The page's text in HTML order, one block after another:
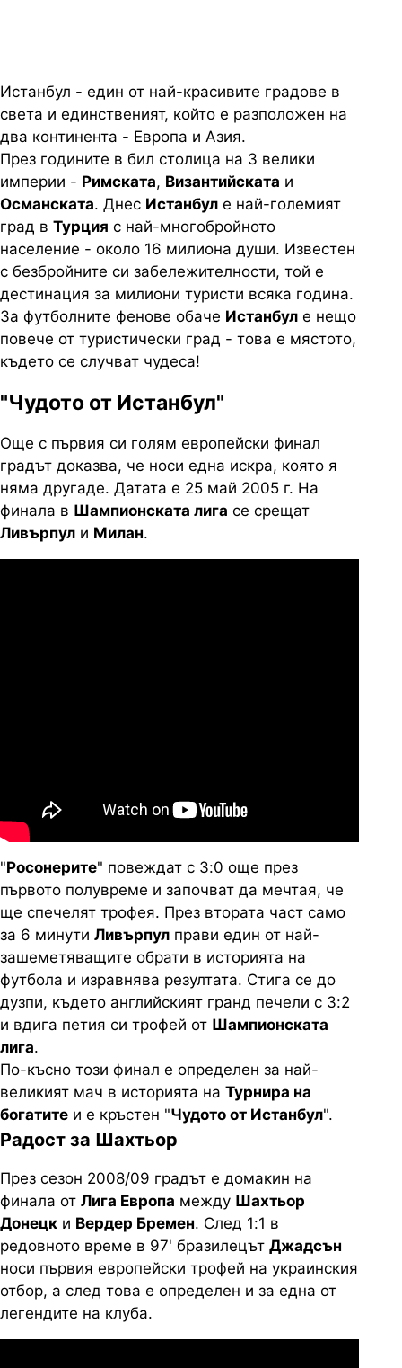
Истанбул - един от най-красивите градове в
света и единственият, който е разположен на
два континента - Европа и Азия.
През годините в бил столица на 3 велики
империи - Римската, Византийската и
Османската. Днес Истанбул е най-големият
град в Турция с най-многобройното
население - около 16 милиона души. Известен
с безбройните си забележителности, той е
дестинация за милиони туристи всяка година.
За футболните фенове обаче Истанбул е нещо
повече от туристически град - това е мястото,
където се случват чудеса!
"Чудото от Истанбул"
Още с първия си голям европейски финал
градът доказва, че носи една искра, която я
няма другаде. Датата е 25 май 2005 г. На
финала в Шампионската лига се срещат
Ливърпул и Милан.
"Росонерите" повеждат с 3:0 още през
първото полувреме и започват да мечтая, че
ще спечелят трофея. През втората част само
за 6 минути Ливърпул прави един от най-
зашеметяващите обрати в историята на
футбола и изравнява резултата. Стига се до
дузпи, където английският гранд печели с 3:2
и вдига петия си трофей от Шампионската
лига.
По-късно този финал е определен за най-
великият мач в историята на Турнира на
богатите и е кръстен "Чудото от Истанбул".
Радост за Шахтьор
През сезон 2008/09 градът е домакин на
финала от Лига Европа между Шахтьор
Донецк и Вердер Бремен. След 1:1 в
редовното време в 97' бразилецът Джадсън
носи първия европейски трофей на украинския
отбор, а след това е определен и за една от
легендите на клуба.